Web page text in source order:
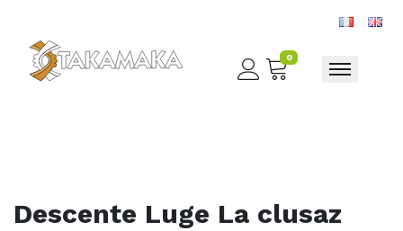
0
Toggle
Descente Luge La clusaz